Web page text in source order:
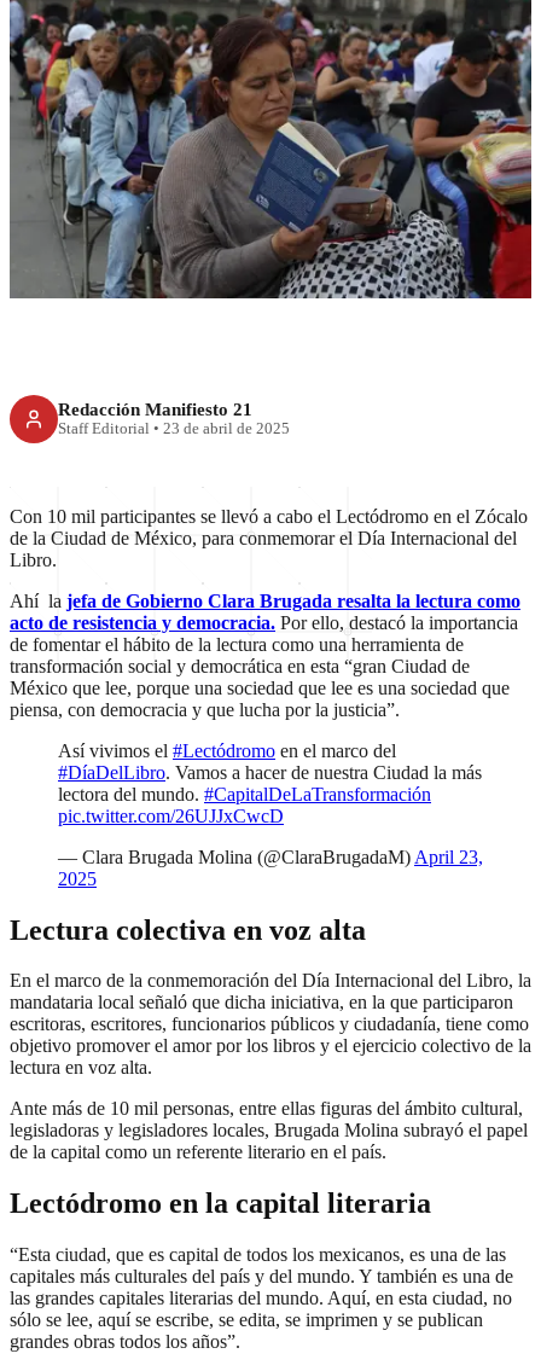
CDMX
Lectódromo: 10 mil leyendo en
el Zócalo por Día del Libro
Redacción Manifiesto 21
Staff Editorial • 23 de abril de 2025
Con 10 mil participantes se llevó a cabo el Lectódromo en el Zócalo
de la Ciudad de México, para conmemorar el Día Internacional del
Libro.
Ahí la jefa de Gobierno Clara Brugada resalta la lectura como
acto de resistencia y democracia. Por ello, destacó la importancia
de fomentar el hábito de la lectura como una herramienta de
transformación social y democrática en esta “gran Ciudad de
México que lee, porque una sociedad que lee es una sociedad que
piensa, con democracia y que lucha por la justicia”.
Así vivimos el #Lectódromo en el marco del
#DíaDelLibro. Vamos a hacer de nuestra Ciudad la más
lectora del mundo. #CapitalDeLaTransformación
pic.twitter.com/26UJJxCwcD
— Clara Brugada Molina (@ClaraBrugadaM) April 23,
2025
Lectura colectiva en voz alta
En el marco de la conmemoración del Día Internacional del Libro, la
mandataria local señaló que dicha iniciativa, en la que participaron
escritoras, escritores, funcionarios públicos y ciudadanía, tiene como
objetivo promover el amor por los libros y el ejercicio colectivo de la
lectura en voz alta.
Ante más de 10 mil personas, entre ellas figuras del ámbito cultural,
legisladoras y legisladores locales, Brugada Molina subrayó el papel
de la capital como un referente literario en el país.
Lectódromo en la capital literaria
“Esta ciudad, que es capital de todos los mexicanos, es una de las
capitales más culturales del país y del mundo. Y también es una de
las grandes capitales literarias del mundo. Aquí, en esta ciudad, no
sólo se lee, aquí se escribe, se edita, se imprimen y se publican
grandes obras todos los años”.